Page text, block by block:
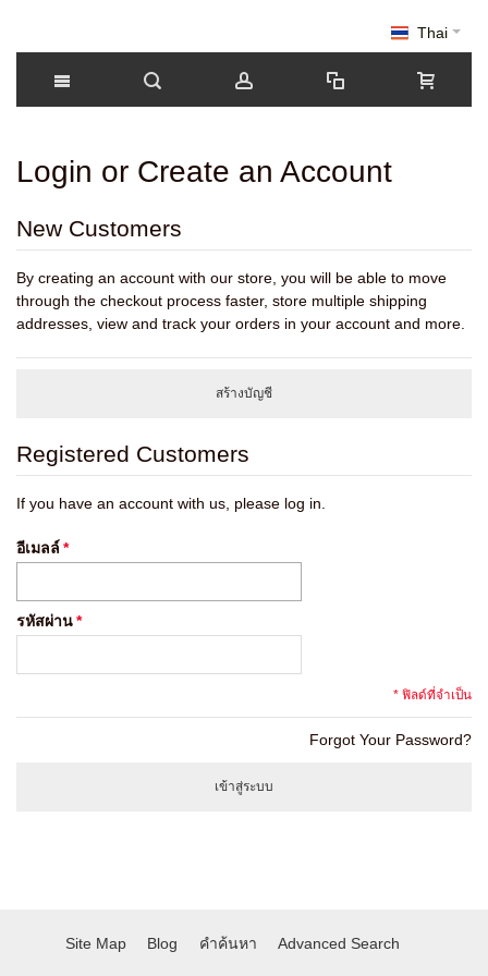
Thai
Login or Create an Account
New Customers
By creating an account with our store, you will be able to move
through the checkout process faster, store multiple shipping
addresses, view and track your orders in your account and more.
สร้างบัญชี
Registered Customers
If you have an account with us, please log in.
*
อีเมลล์
*
รหัสผ่าน
* ฟิลด์ที่จำเป็น
Forgot Your Password?
เข้าสู่ระบบ
Site Map Blog คำค้นหา Advanced Search